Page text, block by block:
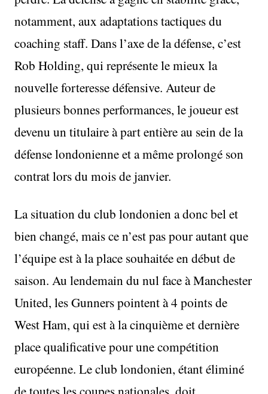
notamment, aux adaptations tactiques du
coaching staff. Dans l’axe de la défense, c’est
Rob Holding, qui représente le mieux la
nouvelle forteresse défensive. Auteur de
plusieurs bonnes performances, le joueur est
devenu un titulaire à part entière au sein de la
défense londonienne et a même prolongé son
contrat lors du mois de janvier.
La situation du club londonien a donc bel et
bien changé, mais ce n’est pas pour autant que
l’équipe est à la place souhaitée en début de
saison. Au lendemain du nul face à Manchester
United, les Gunners pointent à 4 points de
West Ham, qui est à la cinquième et dernière
place qualificative pour une compétition
européenne. Le club londonien, étant éliminé